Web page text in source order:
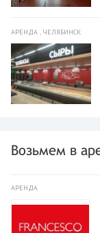
АРЕНДА , ЧЕЛЯБИНСК
Возьмем в
АРЕНДА